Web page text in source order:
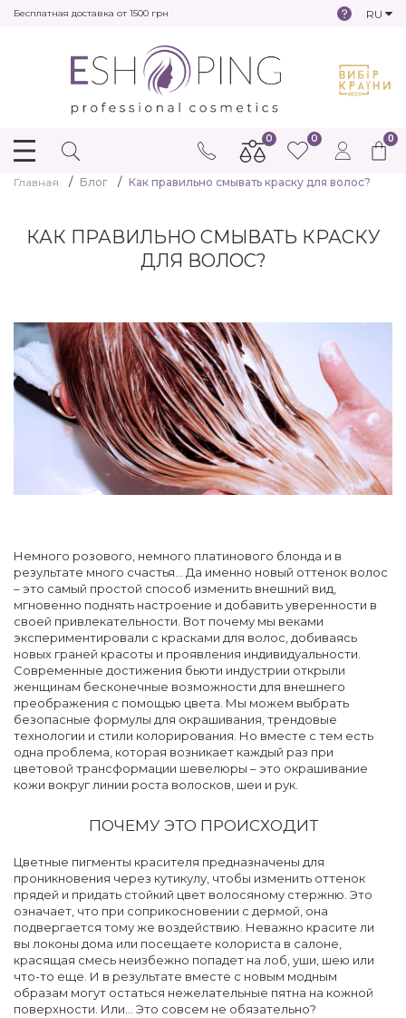
Бесплатная доставка от 1500 грн RU
0
0 0
Главная Блог Как правильно смывать краску для волос?
КАК ПРАВИЛЬНО СМЫВАТЬ КРАСКУ
ДЛЯ ВОЛОС?
Немного розового, немного платинового блонда и в
результате много счастья… Да именно новый оттенок волос
– это самый простой способ изменить внешний вид,
мгновенно поднять настроение и добавить уверенности в
своей привлекательности. Вот почему мы веками
экспериментировали с красками для волос, добиваясь
новых граней красоты и проявления индивидуальности.
Современные достижения бьюти индустрии открыли
женщинам бесконечные возможности для внешнего
преображения с помощью цвета. Мы можем выбрать
безопасные формулы для окрашивания, трендовые
технологии и стили колорирования. Но вместе с тем есть
одна проблема, которая возникает каждый раз при
цветовой трансформации шевелюры – это окрашивание
кожи вокруг линии роста волосков, шеи и рук.
ПОЧЕМУ ЭТО ПРОИСХОДИТ
Цветные пигменты красителя предназначены для
проникновения через кутикулу, чтобы изменить оттенок
прядей и придать стойкий цвет волосяному стержню. Это
означает, что при соприкосновении с дермой, она
подвергается тому же воздействию. Неважно красите ли
вы локоны дома или посещаете колориста в салоне,
красящая смесь неизбежно попадет на лоб, уши, шею или
что-то еще. И в результате вместе с новым модным
образам могут остаться нежелательные пятна на кожной
поверхности. Или… Это совсем не обязательно?